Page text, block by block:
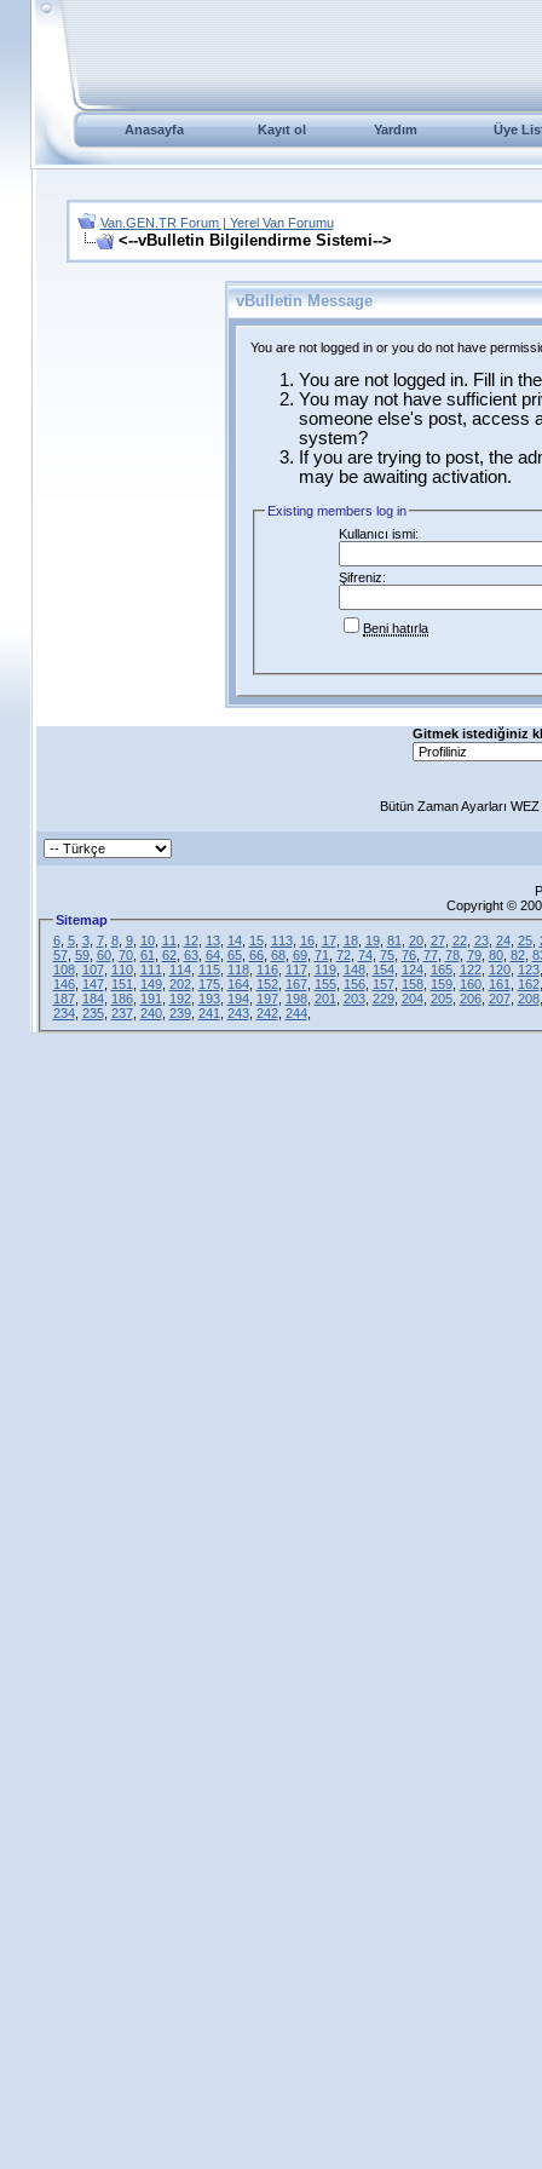
Anasayfa Kayıt ol Yardım Üye
Van.GEN.TR Forum | Yerel Van Forumu
<--vBulletin Bilgilendirme Sistemi-->
vBulletin Message
You are not logged in or you do not have
You are not logged in. Fill in
You may not have sufficient
someone else's post, access
system?
If you are trying to post, the
may be awaiting activation.
Existing members log in
Kullanıcı ismi:
Şifreniz:
Beni hatırla
Gitmek istediğiniz
Bütün Zaman Ayarları
Copyright ©
Sitemap
6, 5, 3, 7, 8, 9, 10, 11 12, 13, 14, 15, 113, 16, 17, 18, 19, 81 20, 27, 22, 23, 24, 25,
57, 59, 60, 70, 61 62, 63, 64, 65, 66, 68, 69, 71 72, 74, 75, 76, 77, 78, 79, 80, 82,
108, 107, 110, 111 114, 115, 118, 116, 117, 119, 148, 154, 124, 165, 122, 120, 123
146, 147, 151 149, 202, 175, 164, 152, 167, 155, 156, 157, 158, 159, 160, 161 162
187, 184, 186, 191 192, 193, 194, 197, 198, 201 203, 229, 204, 205, 206, 207, 208
234, 235, 237, 240, 239, 241 243, 242, 244,